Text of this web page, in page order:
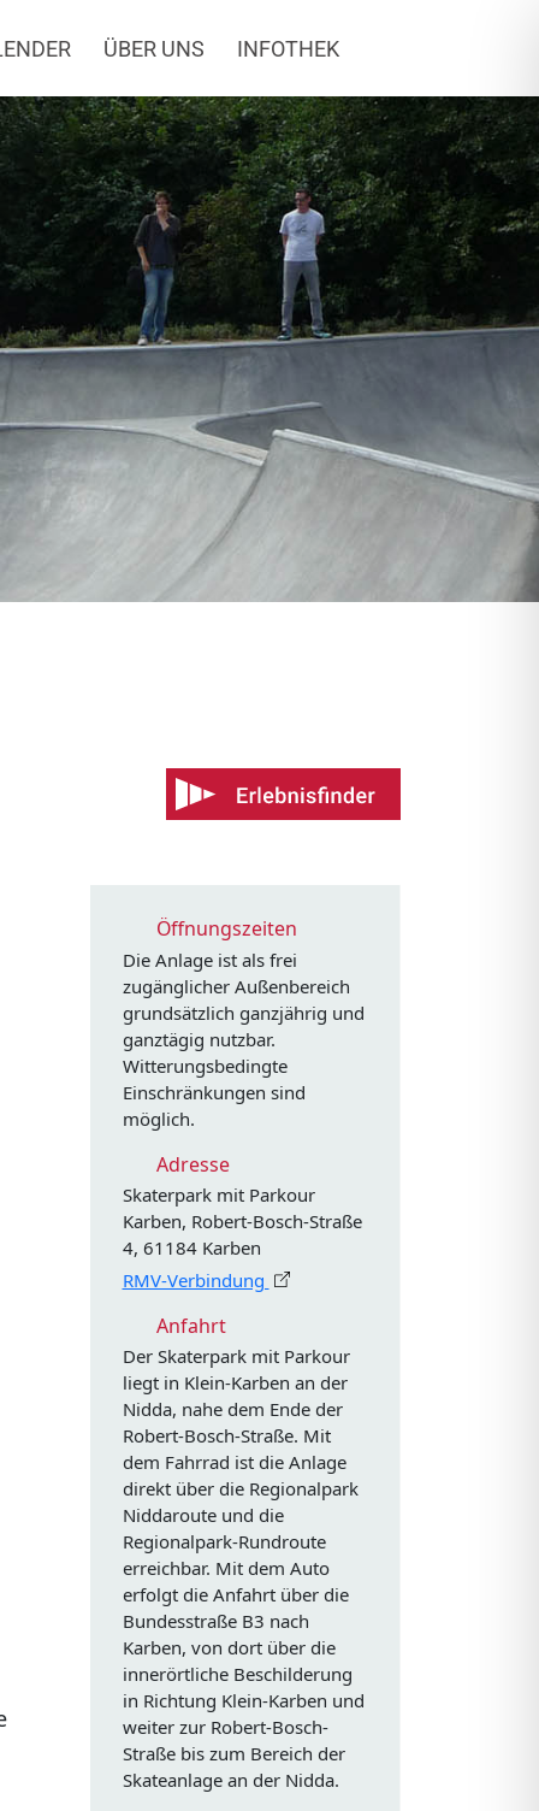
RheinMain
ÜBER UNS INFOTHEK
Öffnungszeiten
Die Anlage ist als frei
zugänglicher Außenbereich
grundsätzlich ganzjährig und
ganztägig nutzbar.
Witterungsbedingte
Einschränkungen sind
möglich.
Adresse
Skaterpark mit Parkour
Karben, Robert-Bosch-Straße
4, 61184 Karben
RMV-Verbindung
Anfahrt
Der Skaterpark mit Parkour
liegt in Klein-Karben an der
Nidda, nahe dem Ende der
Robert-Bosch-Straße. Mit
dem Fahrrad ist die Anlage
direkt über die Regionalpark
Niddaroute und die
Regionalpark-Rundroute
erreichbar. Mit dem Auto
erfolgt die Anfahrt über die
Bundesstraße B3 nach
Karben, von dort über die
innerörtliche Beschilderung
in Richtung Klein-Karben und
weiter zur Robert-Bosch-
Straße bis zum Bereich der
Skateanlage an der Nidda.